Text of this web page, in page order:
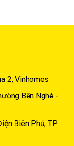
2, Vinhomes
Bến Nghé -
Biên Phủ, TP